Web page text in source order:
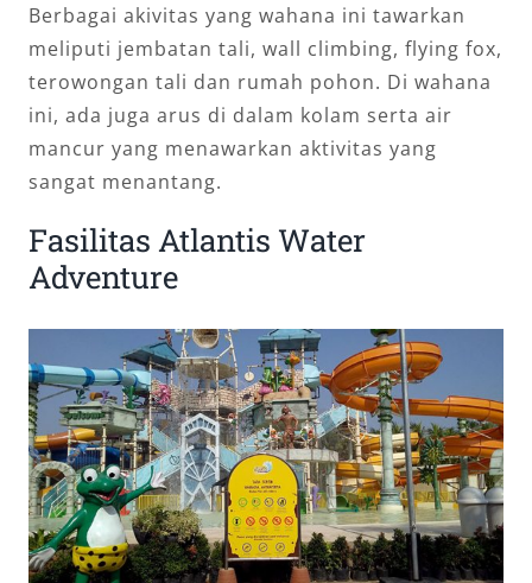
Berbagai akivitas yang wahana ini tawarkan
meliputi jembatan tali, wall climbing, flying fox,
terowongan tali dan rumah pohon. Di wahana
ini, ada juga arus di dalam kolam serta air
mancur yang menawarkan aktivitas yang
sangat menantang.
Fasilitas Atlantis Water
Adventure